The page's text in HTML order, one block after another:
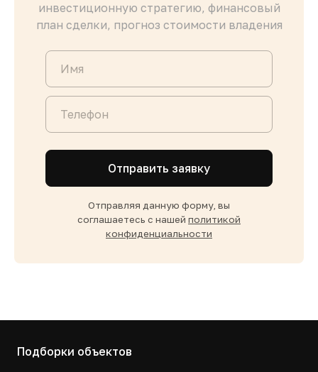
инвестиционную стратегию, финансовый
план сделки, прогноз стоимости владения
Отправить заявку
Отправляя данную форму, вы
соглашаетесь с нашей политикой
конфиденциальности
Подборки объектов